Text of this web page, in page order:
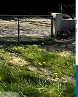
siège social : 36 rue
social : 500 000 |
Politique des cookies